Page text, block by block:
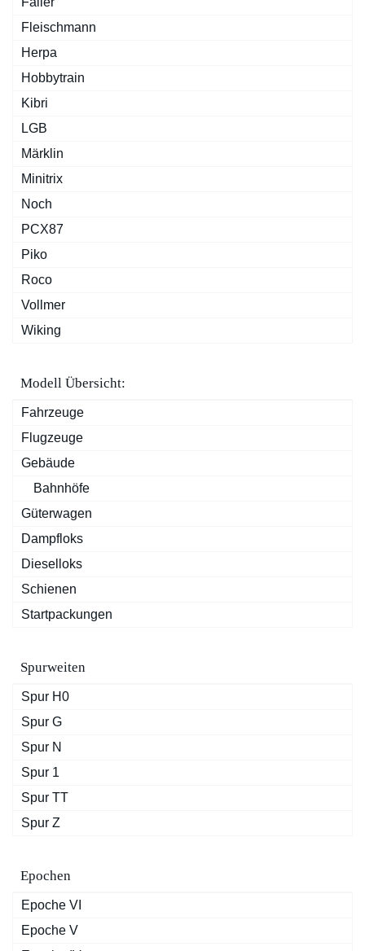
Fleischmann
Herpa
Hobbytrain
Kibri
LGB
Märklin
Minitrix
Noch
PCX87
Piko
Roco
Vollmer
Wiking
Modell Übersicht:
Fahrzeuge
Flugzeuge
Gebäude
Bahnhöfe
Güterwagen
Dampfloks
Dieselloks
Schienen
Startpackungen
Spurweiten
Spur H0
Spur G
Spur N
Spur 1
Spur TT
Spur Z
Epochen
Epoche VI
Epoche V